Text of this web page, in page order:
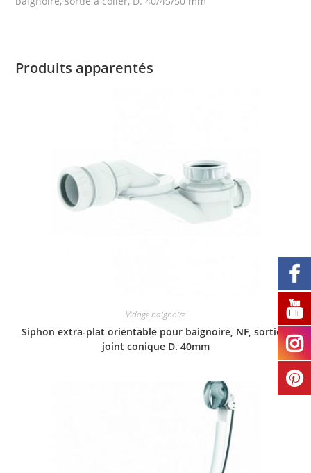
Produits apparentés
Vidage baignoire
Siphon extra-plat orientable pour baignoire, NF, sortie à
joint conique D. 40mm